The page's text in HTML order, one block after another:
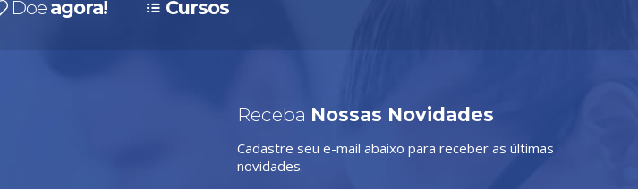
Doe agora! Cursos
Receba Nossas Novidades
Cadastre seu e-mail abaixo para receber as últimas
novidades.